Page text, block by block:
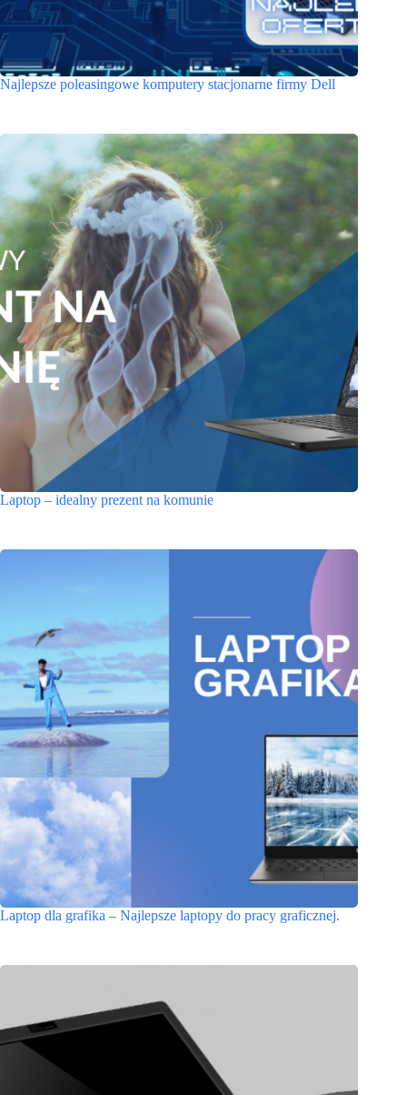
Najlepsze poleasingowe komputery stacjonarne firmy Dell
Laptop – idealny prezent na komunie
Laptop dla grafika – Najlepsze laptopy do pracy graficznej.